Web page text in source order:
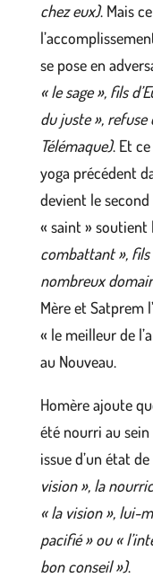
chez eux). Mais
se pose en
« le sage », fils
du juste », refuse
Télémaque). Et
yoga précédent
devient le
« saint » soutient
combattant », fils
nombreux
Mère et Satprem
« le meilleur de
au Nouveau.
Homère ajoute
été nourri au sein
issue d’un état
vision », la
« la vision », lui-
pacifié » ou «
bon conseil »).